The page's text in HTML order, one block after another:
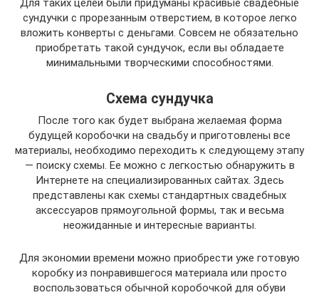
сундучки с прорезанным отверстием, в которое легко
вложить конверты с деньгами. Совсем не обязательно
приобретать такой сундучок, если вы обладаете
минимальными творческими способностями.
Схема сундучка
После того как будет выбрана желаемая форма
будущей коробочки на свадьбу и приготовлены все
материалы, необходимо переходить к следующему этапу
— поиску схемы. Ее можно с легкостью обнаружить в
Интернете на специализированных сайтах. Здесь
представлены как схемы стандартных свадебных
аксессуаров прямоугольной формы, так и весьма
неожиданные и интересные варианты.
Для экономии времени можно приобрести уже готовую
коробку из понравившегося материала или просто
воспользоваться обычной коробочкой для обуви